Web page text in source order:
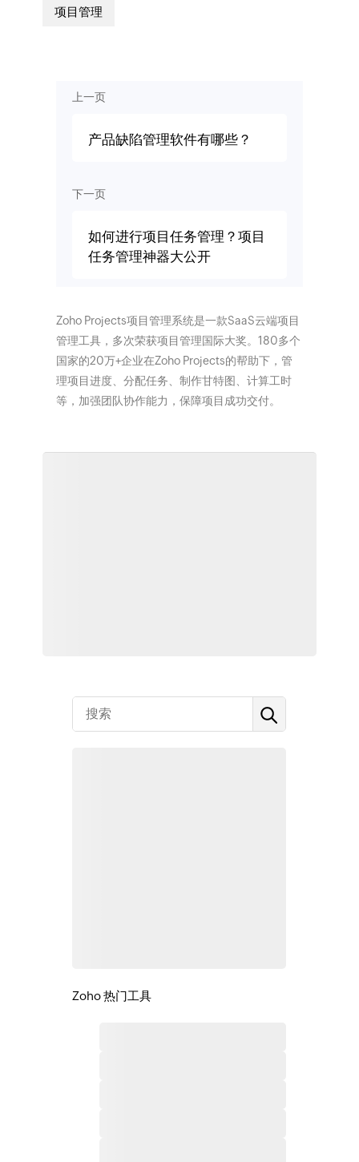
项目管理
上一页
产品缺陷管理软件有哪些？
下一页
如何进行项目任务管理？项目
任务管理神器大公开
Zoho Projects项目管理系统是一款SaaS云端项目
管理工具，多次荣获项目管理国际大奖。180多个
国家的20万+企业在Zoho Projects的帮助下，管
理项目进度、分配任务、制作甘特图、计算工时
等，加强团队协作能力，保障项目成功交付。
Zoho 热门工具